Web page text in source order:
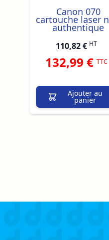
Canon 070
cartouche laser
authentique
110,82 € HT
132,99 € TTC
Ajouter au
panier